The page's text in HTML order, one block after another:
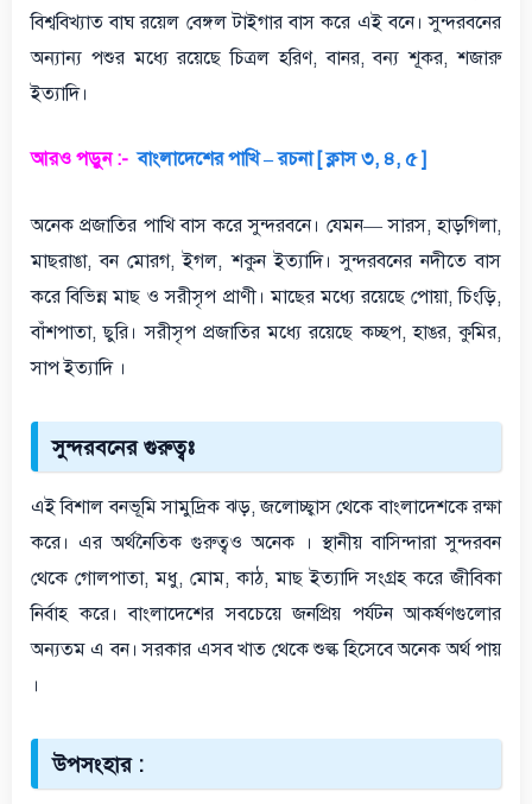
বিশ্ববিখ্যাত বাঘ রয়েল বেঙ্গল টাইগার বাস করে এই বনে। সুন্দরবনের
অন্যান্য পশুর মধ্যে রয়েছে চিত্রল হরিণ, বানর, বন্য শূকর, শজারু
ইত্যাদি।
আরও পড়ুন :- বাংলাদেশের পাখি – রচনা [ ক্লাস ৩, ৪, ৫ ]
অনেক প্রজাতির পাখি বাস করে সুন্দরবনে। যেমন— সারস, হাড়গিলা,
মাছরাঙা, বন মোরগ, ইগল, শকুন ইত্যাদি। সুন্দরবনের নদীতে বাস
করে বিভিন্ন মাছ ও সরীসৃপ প্রাণী। মাছের মধ্যে রয়েছে পোয়া, চিংড়ি,
বাঁশপাতা, ছুরি। সরীসৃপ প্রজাতির মধ্যে রয়েছে কচ্ছপ, হাঙর, কুমির,
সাপ ইত্যাদি ।
সুন্দরবনের গুরুত্বঃ
এই বিশাল বনভূমি সামুদ্রিক ঝড়, জলোচ্ছ্বাস থেকে বাংলাদেশকে রক্ষা
করে। এর অর্থনৈতিক গুরুত্বও অনেক । স্থানীয় বাসিন্দারা সুন্দরবন
থেকে গোলপাতা, মধু, মোম, কাঠ, মাছ ইত্যাদি সংগ্রহ করে জীবিকা
নির্বাহ করে। বাংলাদেশের সবচেয়ে জনপ্রিয় পর্যটন আকর্ষণগুলোর
অন্যতম এ বন। সরকার এসব খাত থেকে শুল্ক হিসেবে অনেক অর্থ পায়
।
উপসংহার :